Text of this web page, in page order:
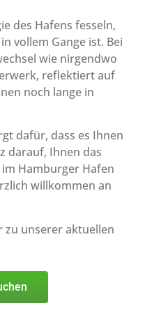
des Hafens fesseln,
vollem Gange ist. Bei
wie nirgendwo
reflektiert auf
noch lange in
dafür, dass es Ihnen
darauf, Ihnen das
Hamburger Hafen
willkommen an
zu unserer aktuellen